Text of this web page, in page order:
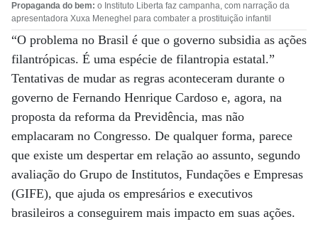
Propaganda do bem: o Instituto Liberta faz campanha, com narração da
apresentadora Xuxa Meneghel para combater a prostituição infantil
“O problema no Brasil é que o governo subsidia as ações
filantrópicas. É uma espécie de filantropia estatal.”
Tentativas de mudar as regras aconteceram durante o
governo de Fernando Henrique Cardoso e, agora, na
proposta da reforma da Previdência, mas não
emplacaram no Congresso. De qualquer forma, parece
que existe um despertar em relação ao assunto, segundo
avaliação do Grupo de Institutos, Fundações e Empresas
(GIFE), que ajuda os empresários e executivos
brasileiros a conseguirem mais impacto em suas ações.